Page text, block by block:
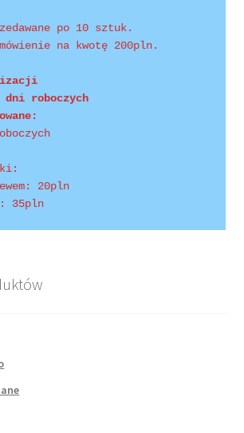
po 10 sztuk.
na kwotę 200pln.
dni roboczych
20pln
35pln